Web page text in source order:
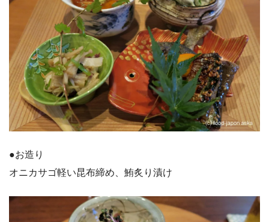
●お造り
オニカサゴ軽い昆布締め、鮪炙り漬け